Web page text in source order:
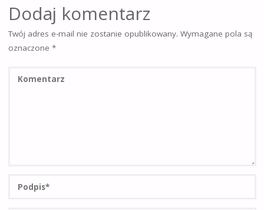
Dodaj komentarz
Twój adres e-mail nie zostanie opublikowany. Wymagane pola są
oznaczone *